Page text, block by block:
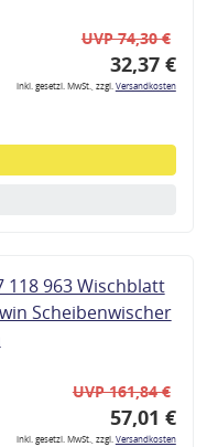
UVP 74,30 €
32,37 €
inkl. gesetzl. MwSt., zzgl.Versandkosten
118 963 Wischblatt
Scheibenwischer
UVP 161,84 €
57,01 €
inkl. gesetzl. MwSt., zzgl.Versandkosten